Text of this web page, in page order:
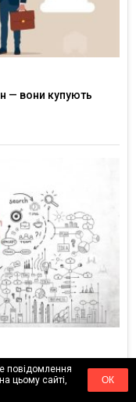
— вони купують
попитом: ціннісна
повідомлення
цьому сайті,
ОК